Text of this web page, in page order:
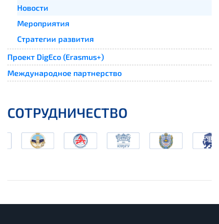
Новости
Мероприятия
Стратегии развития
Проект DigEco (Erasmus+)
Международное партнерство
СОТРУДНИЧЕСТВО